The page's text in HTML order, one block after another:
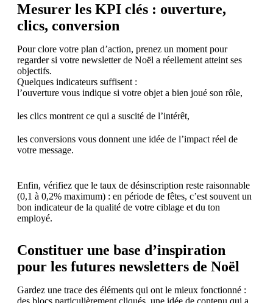
Mesurer les KPI clés : ouverture,
clics, conversion
Pour clore votre plan d’action, prenez un moment pour
regarder si votre newsletter de Noël a réellement atteint ses
objectifs.
Quelques indicateurs suffisent :
l’ouverture vous indique si votre objet a bien joué son rôle,
les clics montrent ce qui a suscité de l’intérêt,
les conversions vous donnent une idée de l’impact réel de
votre message.
Enfin, vérifiez que le taux de désinscription reste raisonnable
(0,1 à 0,2% maximum) : en période de fêtes, c’est souvent un
bon indicateur de la qualité de votre ciblage et du ton
employé.
Constituer une base d’inspiration
pour les futures newsletters de Noël
Gardez une trace des éléments qui ont le mieux fonctionné :
des blocs particulièrement cliqués, une idée de contenu qui a